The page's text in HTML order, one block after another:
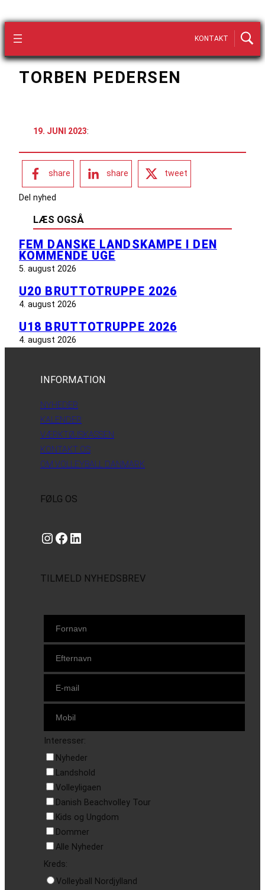
KONTAKT
TORBEN PEDERSEN
19. JUNI 2023:
share share tweet
Del nyhed
LÆS OGSÅ
FEM DANSKE LANDSKAMPE I DEN
KOMMENDE UGE
5. august 2026
U20 BRUTTOTRUPPE 2026
4. august 2026
U18 BRUTTOTRUPPE 2026
4. august 2026
INFORMATION
NYHEDER
KALENDER
VÆRKTØJSKASSEN
KONTAKT OS
OM VOLLEYBALL DANMARK
FØLG OS
Instagram https://www.facebook.com/danishbeachvolleytour LinkedIn
TILMELD NYHEDSBREV
Interesser:
Nyheder
Landshold
Volleyligaen
Danish Beachvolley Tour
Kids og Ungdom
Dommer
Alle Nyheder
Kreds:
Volleyball Nordjylland